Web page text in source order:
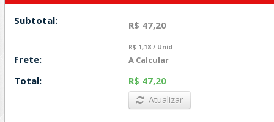
Subtotal: R$ 47,20
R$ 1,18 / Unid
Frete: A Calcular
Total: R$ 47,20
Atualizar